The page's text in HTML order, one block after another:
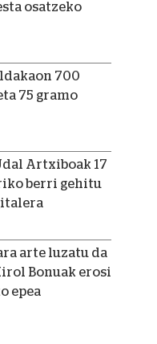
osatzeko
700
75 gramo
Artxiboak 17
berri gehitu
arte luzatu da
Bonuak erosi
epea